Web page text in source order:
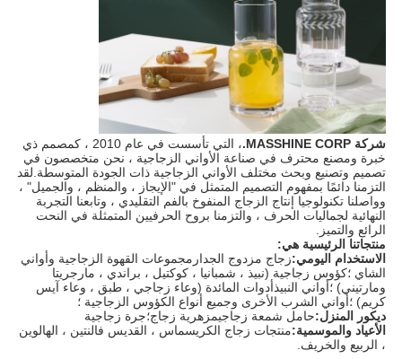
شركة MASSHINE CORP.
، التي تأسست في عام 2010 ، كمصمم ذي
خبرة ومصنع محترف في صناعة الأواني الزجاجية ، نحن متخصصون في
تصميم وتصنيع وبحث مختلف الأواني الزجاجية ذات الجودة المتوسطة.لقد
التزمنا دائمًا بمفهوم التصميم المتمثل في "الإيجاز ، والمنظم ، والجميل" ،
وواصلنا تكنولوجيا إنتاج الزجاج المنفوخ بالفم التقليدي ، وتابعنا التجربة
النهائية لجماليات الحرف ، والتزمنا بروح الحرفيين المتمثلة في النحت
الرائع والتميز.
منتجاتنا الرئيسية هي:
الاستخدام اليومي:زجاج مزدوج الجدارمجموعات القهوة الزجاجية وأواني
الشاي ؛كؤوس زجاجية (نبيذ ، شمبانيا ، كوكتيل ، براندي ، مارجريتا
ومارتيني) ؛أواني النبيذأدوات المائدة (وعاء زجاجي ، طبق ، وعاء آيس
كريم) ؛أواني الشرب الأخرى وجميع أنواع الكؤوس الزجاجية ؛
ديكور المنزل:حامل شمعة زجاجيمزهرية زجاج؛جرة زجاجية
الأعياد والموسمية:منتجات زجاج الكريسماس ، القديس فالنتين ، الهالوين
، الربيع والخريف.